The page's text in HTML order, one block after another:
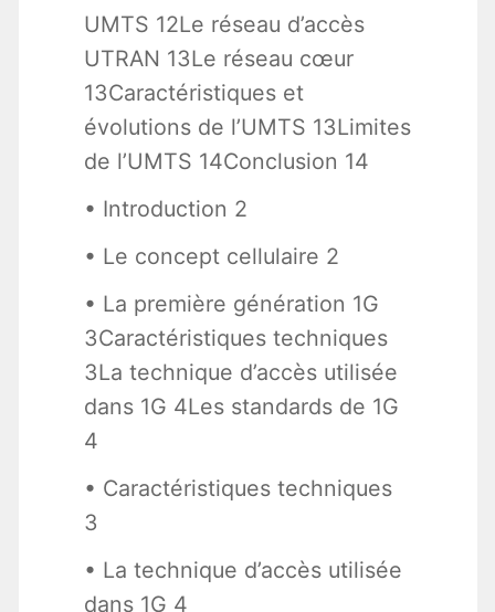
UMTS 12Le réseau d’accès
UTRAN 13Le réseau cœur
13Caractéristiques et
évolutions de l’UMTS 13Limites
de l’UMTS 14Conclusion 14
• Introduction 2
• Le concept cellulaire 2
• La première génération 1G
3Caractéristiques techniques
3La technique d’accès utilisée
dans 1G 4Les standards de 1G
4
• Caractéristiques techniques
3
• La technique d’accès utilisée
dans 1G 4